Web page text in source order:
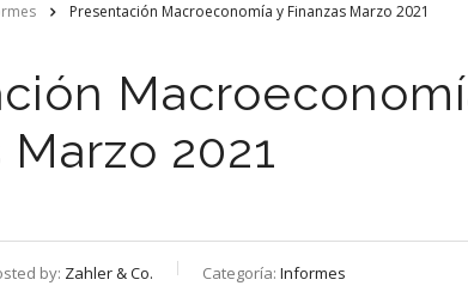
Presentación Macroeconomía y Finanzas Marzo 2021
Marzo 2021
by: Zahler & Co. Categoría: Informes